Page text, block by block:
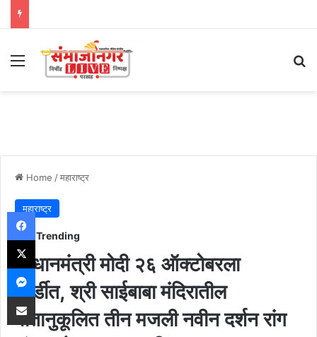
Menu
Home /महाराष्ट्र
महाराष्ट्र
Trending
प्रधानमंत्री मोदी २६ ऑक्टोबरला
शिर्डीत, श्री साईबाबा मंदिरातील
वातानुकूलित तीन मजली नवीन दर्शन रांग
Facebook
X
Messenger
Share via Email